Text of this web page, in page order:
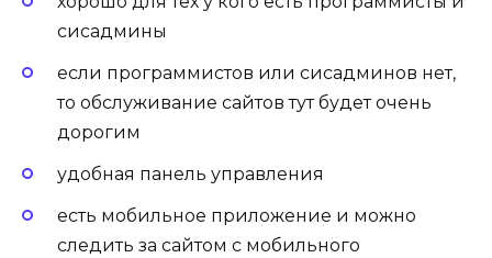
сисадмины
если программистов или сисадминов нет,
то обслуживание сайтов тут будет очень
дорогим
удобная панель управления
есть мобильное приложение и можно
следить за сайтом с мобильного